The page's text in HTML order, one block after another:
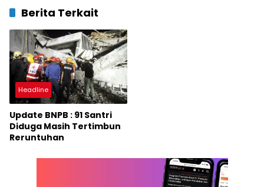
Berita Terkait
Headline
Update BNPB : 91 Santri
Diduga Masih Tertimbun
Reruntuhan